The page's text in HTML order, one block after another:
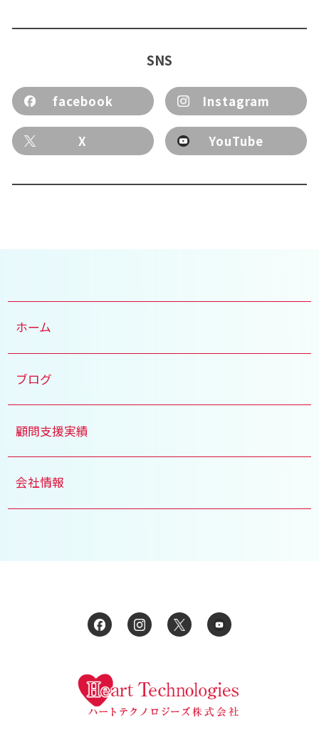
SNS
facebook Instagram
X YouTube
ホーム
ブログ
顧問支援実績
会社情報